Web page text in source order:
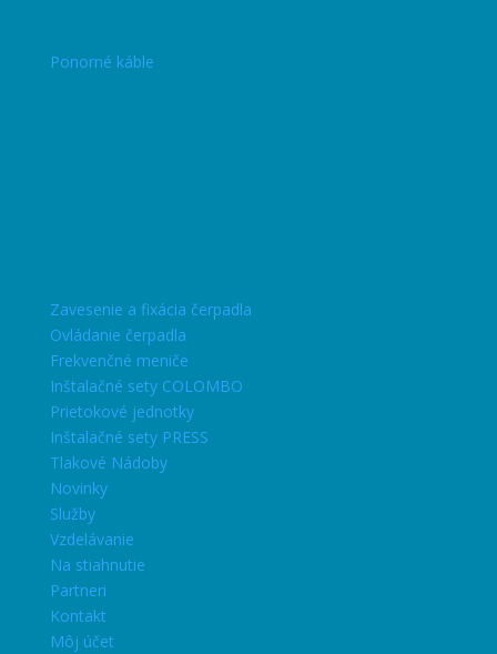
Ponorné káble
Zavesenie a fixácia čerpadla
Ovládanie čerpadla
Frekvenčné meniče
Inštalačné sety COLOMBO
Prietokové jednotky
Inštalačné sety PRESS
Tlakové Nádoby
Novinky
Služby
Vzdelávanie
Na stiahnutie
Partneri
Kontakt
Môj účet